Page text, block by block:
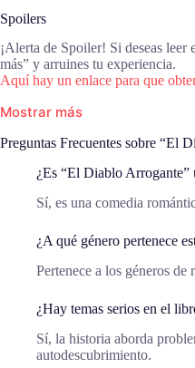
Spoilers
¡Alerta de Spoiler! Si deseas
más” y arruines tu experiencia.
Aquí hay un enlace para que
Mostrar más
Preguntas Frecuentes sobre “El
¿Es “El Diablo
Sí, es una comedia
¿A qué género pertenece
Pertenece a los géneros
¿Hay temas serios en el
Sí, la historia aborda
autodescubrimiento.